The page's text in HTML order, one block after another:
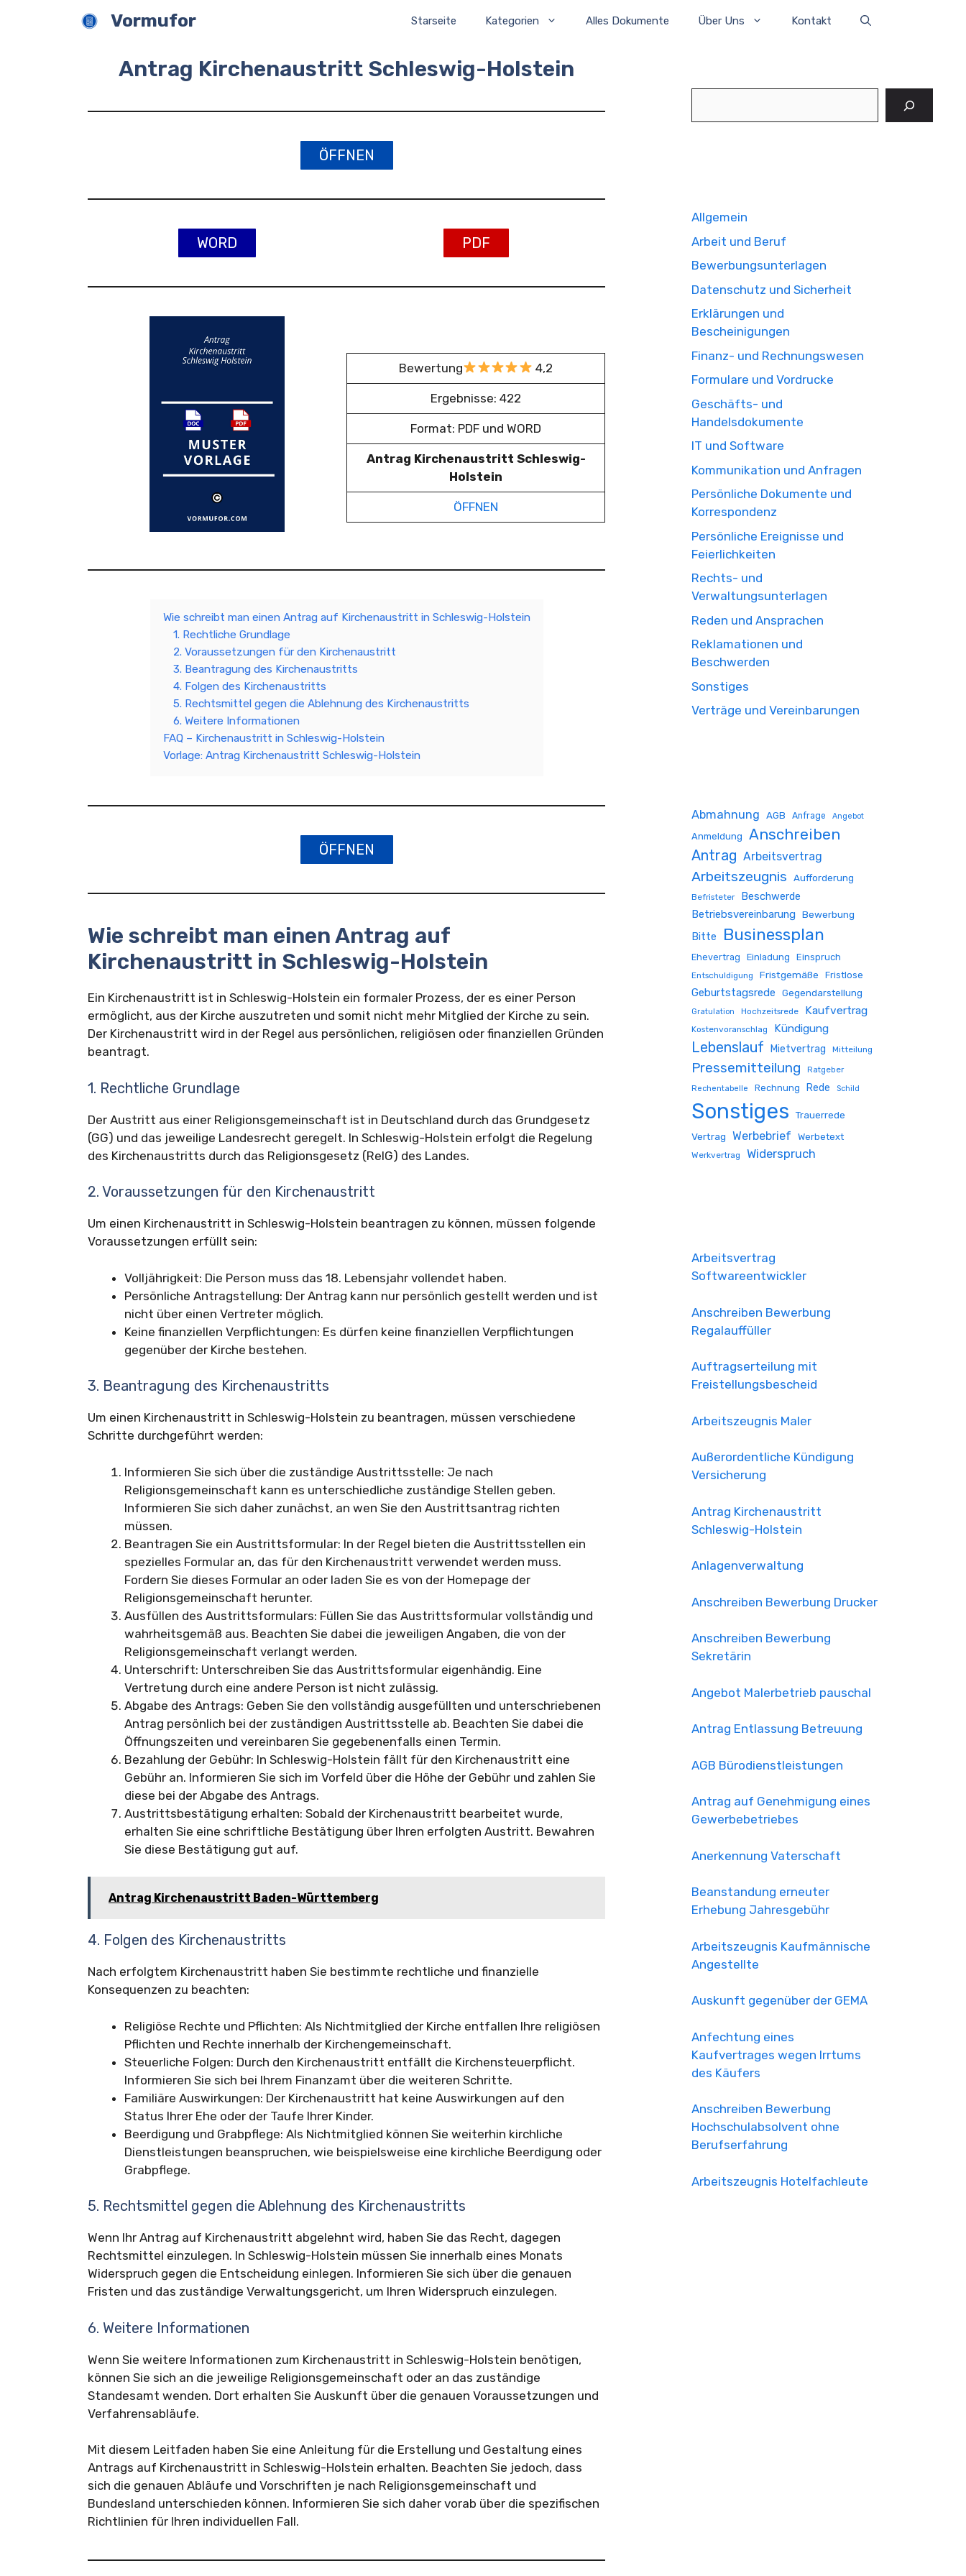
Vormufor Starseite Kategorien Alles Dokumente Über Uns Kontakt
Antrag Kirchenaustritt Schleswig-Holstein
ÖFFNEN
WORD PDF
Bewertung 4,2
Ergebnisse: 422
Format: PDF und WORD
Antrag Kirchenaustritt Schleswig-
Holstein
ÖFFNEN
Wie schreibt man einen Antrag auf Kirchenaustritt in Schleswig-Holstein
1. Rechtliche Grundlage
2. Voraussetzungen für den Kirchenaustritt
3. Beantragung des Kirchenaustritts
4. Folgen des Kirchenaustritts
5. Rechtsmittel gegen die Ablehnung des Kirchenaustritts
6. Weitere Informationen
FAQ – Kirchenaustritt in Schleswig-Holstein
Vorlage: Antrag Kirchenaustritt Schleswig-Holstein
ÖFFNEN
Wie schreibt man einen Antrag auf
Kirchenaustritt in Schleswig-Holstein
Ein Kirchenaustritt ist in Schleswig-Holstein ein formaler Prozess, der es einer Person
ermöglicht, aus der Kirche auszutreten und somit nicht mehr Mitglied der Kirche zu sein.
Der Kirchenaustritt wird in der Regel aus persönlichen, religiösen oder finanziellen Gründen
beantragt.
1. Rechtliche Grundlage
Der Austritt aus einer Religionsgemeinschaft ist in Deutschland durch das Grundgesetz
(GG) und das jeweilige Landesrecht geregelt. In Schleswig-Holstein erfolgt die Regelung
des Kirchenaustritts durch das Religionsgesetz (RelG) des Landes.
2. Voraussetzungen für den Kirchenaustritt
Um einen Kirchenaustritt in Schleswig-Holstein beantragen zu können, müssen folgende
Voraussetzungen erfüllt sein:
Volljährigkeit: Die Person muss das 18. Lebensjahr vollendet haben.
Persönliche Antragstellung: Der Antrag kann nur persönlich gestellt werden und ist
nicht über einen Vertreter möglich.
Keine finanziellen Verpflichtungen: Es dürfen keine finanziellen Verpflichtungen
gegenüber der Kirche bestehen.
3. Beantragung des Kirchenaustritts
Um einen Kirchenaustritt in Schleswig-Holstein zu beantragen, müssen verschiedene
Schritte durchgeführt werden:
Informieren Sie sich über die zuständige Austrittsstelle: Je nach
Religionsgemeinschaft kann es unterschiedliche zuständige Stellen geben.
Informieren Sie sich daher zunächst, an wen Sie den Austrittsantrag richten
müssen.
Beantragen Sie ein Austrittsformular: In der Regel bieten die Austrittsstellen ein
spezielles Formular an, das für den Kirchenaustritt verwendet werden muss.
Fordern Sie dieses Formular an oder laden Sie es von der Homepage der
Religionsgemeinschaft herunter.
Ausfüllen des Austrittsformulars: Füllen Sie das Austrittsformular vollständig und
wahrheitsgemäß aus. Beachten Sie dabei die jeweiligen Angaben, die von der
Religionsgemeinschaft verlangt werden.
Unterschrift: Unterschreiben Sie das Austrittsformular eigenhändig. Eine
Vertretung durch eine andere Person ist nicht zulässig.
Abgabe des Antrags: Geben Sie den vollständig ausgefüllten und unterschriebenen
Antrag persönlich bei der zuständigen Austrittsstelle ab. Beachten Sie dabei die
Öffnungszeiten und vereinbaren Sie gegebenenfalls einen Termin.
Bezahlung der Gebühr: In Schleswig-Holstein fällt für den Kirchenaustritt eine
Gebühr an. Informieren Sie sich im Vorfeld über die Höhe der Gebühr und zahlen Sie
diese bei der Abgabe des Antrags.
Austrittsbestätigung erhalten: Sobald der Kirchenaustritt bearbeitet wurde,
erhalten Sie eine schriftliche Bestätigung über Ihren erfolgten Austritt. Bewahren
Sie diese Bestätigung gut auf.
Antrag Kirchenaustritt Baden-Württemberg
4. Folgen des Kirchenaustritts
Nach erfolgtem Kirchenaustritt haben Sie bestimmte rechtliche und finanzielle
Konsequenzen zu beachten:
Religiöse Rechte und Pflichten: Als Nichtmitglied der Kirche entfallen Ihre religiösen
Pflichten und Rechte innerhalb der Kirchengemeinschaft.
Steuerliche Folgen: Durch den Kirchenaustritt entfällt die Kirchensteuerpflicht.
Informieren Sie sich bei Ihrem Finanzamt über die weiteren Schritte.
Familiäre Auswirkungen: Der Kirchenaustritt hat keine Auswirkungen auf den
Status Ihrer Ehe oder der Taufe Ihrer Kinder.
Beerdigung und Grabpflege: Als Nichtmitglied können Sie weiterhin kirchliche
Dienstleistungen beanspruchen, wie beispielsweise eine kirchliche Beerdigung oder
Grabpflege.
5. Rechtsmittel gegen die Ablehnung des Kirchenaustritts
Wenn Ihr Antrag auf Kirchenaustritt abgelehnt wird, haben Sie das Recht, dagegen
Rechtsmittel einzulegen. In Schleswig-Holstein müssen Sie innerhalb eines Monats
Widerspruch gegen die Entscheidung einlegen. Informieren Sie sich über die genauen
Fristen und das zuständige Verwaltungsgericht, um Ihren Widerspruch einzulegen.
6. Weitere Informationen
Wenn Sie weitere Informationen zum Kirchenaustritt in Schleswig-Holstein benötigen,
können Sie sich an die jeweilige Religionsgemeinschaft oder an das zuständige
Standesamt wenden. Dort erhalten Sie Auskunft über die genauen Voraussetzungen und
Verfahrensabläufe.
Mit diesem Leitfaden haben Sie eine Anleitung für die Erstellung und Gestaltung eines
Antrags auf Kirchenaustritt in Schleswig-Holstein erhalten. Beachten Sie jedoch, dass
sich die genauen Abläufe und Vorschriften je nach Religionsgemeinschaft und
Bundesland unterschieden können. Informieren Sie sich daher vorab über die spezifischen
Richtlinien für Ihren individuellen Fall.
Allgemein
Arbeit und Beruf
Bewerbungsunterlagen
Datenschutz und Sicherheit
Erklärungen und
Bescheinigungen
Finanz- und Rechnungswesen
Formulare und Vordrucke
Geschäfts- und
Handelsdokumente
IT und Software
Kommunikation und Anfragen
Persönliche Dokumente und
Korrespondenz
Persönliche Ereignisse und
Feierlichkeiten
Rechts- und
Verwaltungsunterlagen
Reden und Ansprachen
Reklamationen und
Beschwerden
Sonstiges
Verträge und Vereinbarungen
Abmahnung AGB Anfrage Angebot
Anmeldung Anschreiben
Antrag Arbeitsvertrag
Arbeitszeugnis Aufforderung
Befristeter
Beschwerde
Betriebsvereinbarung Bewerbung
Bitte Businessplan
Ehevertrag Einladung Einspruch
Entschuldigung Fristgemäße Fristlose
Geburtstagsrede Gegendarstellung
Gratulation Hochzeitsrede Kaufvertrag
Kostenvoranschlag Kündigung
Lebenslauf Mietvertrag Mitteilung
Pressemitteilung Ratgeber
Rechentabelle Rechnung Rede Schild
Sonstiges
Trauerrede
Vertrag
Werbebrief Werbetext
Werkvertrag Widerspruch
Arbeitsvertrag
Softwareentwickler
Anschreiben Bewerbung
Regalauffüller
Auftragserteilung mit
Freistellungsbescheid
Arbeitszeugnis Maler
Außerordentliche Kündigung
Versicherung
Antrag Kirchenaustritt
Schleswig-Holstein
Anlagenverwaltung
Anschreiben Bewerbung Drucker
Anschreiben Bewerbung
Sekretärin
Angebot Malerbetrieb pauschal
Antrag Entlassung Betreuung
AGB Bürodienstleistungen
Antrag auf Genehmigung eines
Gewerbebetriebes
Anerkennung Vaterschaft
Beanstandung erneuter
Erhebung Jahresgebühr
Arbeitszeugnis Kaufmännische
Angestellte
Auskunft gegenüber der GEMA
Anfechtung eines
Kaufvertrages wegen Irrtums
des Käufers
Anschreiben Bewerbung
Hochschulabsolvent ohne
Berufserfahrung
Arbeitszeugnis Hotelfachleute